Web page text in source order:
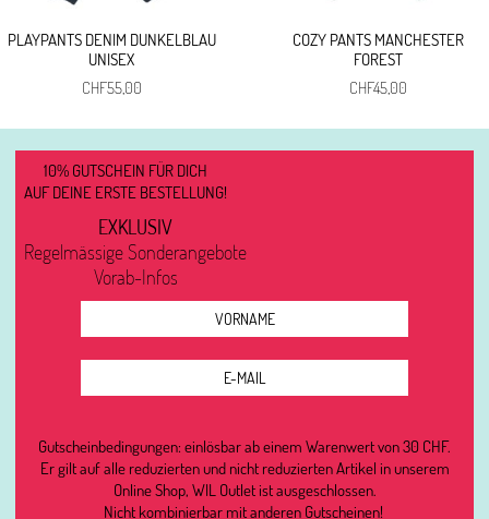
PLAYPANTS DENIM DUNKELBLAU
UNISEX
CHF55,00
COZY PANTS MANCHESTER
FOREST
CHF45,00
10% GUTSCHEIN FÜR DICH
AUF DEINE ERSTE BESTELLUNG!
EXKLUSIV
Regelmässige Sonderangebote
Vorab-Infos
Gutscheinbedingungen: einlösbar ab einem Warenwert von 30 CHF.
Er gilt auf alle reduzierten und nicht reduzierten Artikel in unserem
Online Shop, WIL Outlet ist ausgeschlossen.
Nicht kombinierbar mit anderen Gutscheinen!